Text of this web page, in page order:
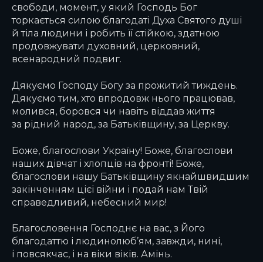
свободи, момент, у який Господь Бог
торкається силою благодаті Духа Святого душі
й тіла людини і робить її стійкою, здатною
продовжувати духовний, церковний,
всенародний подвиг.
Дякуємо Господу Богу за прожитий тиждень.
Дякуємо тим, хто впродовж нього працював,
молився, боровся чи навіть віддав життя
за рідний народ, за Батьківщину, за Церкву.
Боже, благослови Україну! Боже, благослови
наших дівчат і хлопців на фронті! Боже,
благослови нашу Батьківщину якнайшвидшим
закінченням цієї війни і подай нам Твій
справедливий, небесний мир!
Благословення Господнє на вас, з Його
благодаттю і людинолюб’ям, завжди, нині,
і повсякчас, і на віки віків. Амінь.